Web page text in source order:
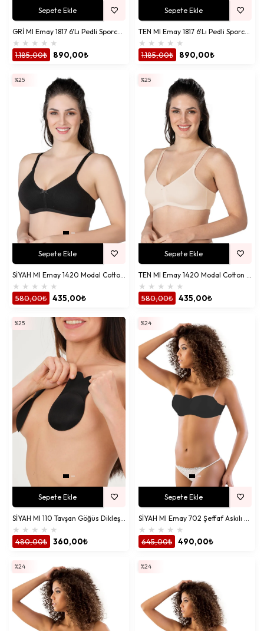
GRİ MI Emay 1817 6'Lı Pedli Sporcu Sütyen
★ ★ ★ ★ ★
890,00₺
1.185,00₺
Sepete Ekle
TEN MI Emay 1817 6'Lı Pedli Sporcu Sütyen
★ ★ ★ ★ ★
890,00₺
1.185,00₺
Sepete Ekle
SİYAH MI Emay 1420 Modal Cotton Sütyen
★ ★ ★ ★ ★
435,00₺
580,00₺
Sepete Ekle
%25
TEN MI Emay 1420 Modal Cotton Sütyen
★ ★ ★ ★ ★
435,00₺
580,00₺
Sepete Ekle
%25
SİYAH MI 110 Tavşan Göğüs Dikleştirici Yapıştırma Sütyen
★ ★ ★ ★ ★
360,00₺
480,00₺
Sepete Ekle
%25
SİYAH MI Emay 702 Şeffaf Askılı Push-Up Sütyen
★ ★ ★ ★ ★
490,00₺
645,00₺
Sepete Ekle
%24
%24 %24